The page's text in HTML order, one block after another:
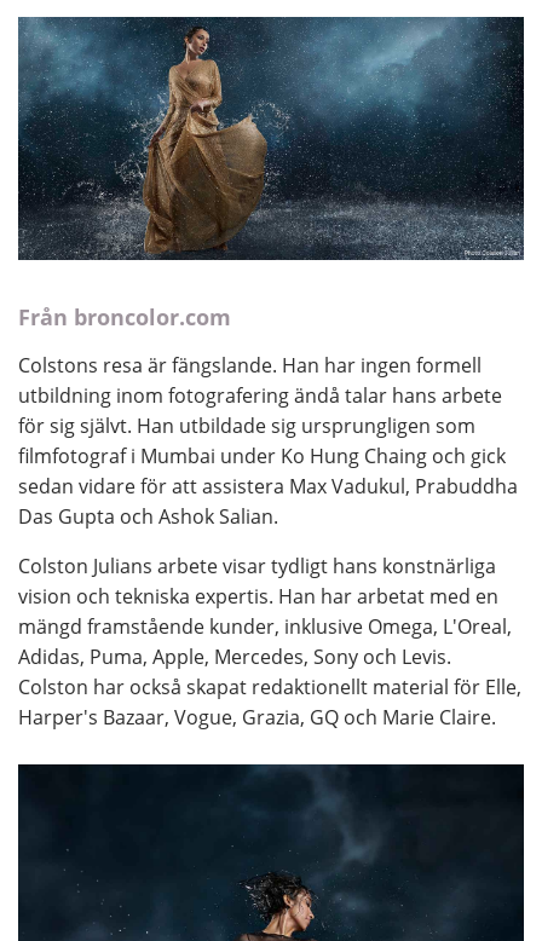
Från broncolor.com
Colstons resa är fängslande. Han har ingen formell
utbildning inom fotografering ändå talar hans arbete
för sig självt. Han utbildade sig ursprungligen som
filmfotograf i Mumbai under Ko Hung Chaing och gick
sedan vidare för att assistera Max Vadukul, Prabuddha
Das Gupta och Ashok Salian.
Colston Julians arbete visar tydligt hans konstnärliga
vision och tekniska expertis. Han har arbetat med en
mängd framstående kunder, inklusive Omega, L'Oreal,
Adidas, Puma, Apple, Mercedes, Sony och Levis.
Colston har också skapat redaktionellt material för Elle,
Harper's Bazaar, Vogue, Grazia, GQ och Marie Claire.